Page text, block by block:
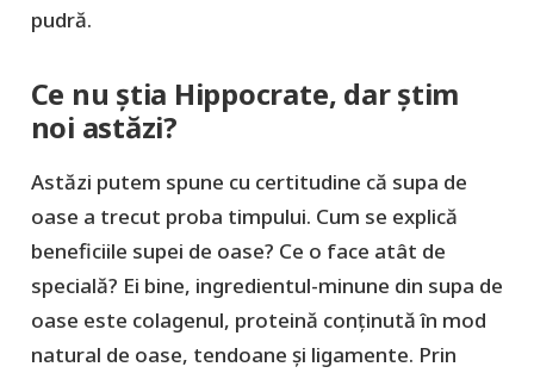
pudră.
Ce nu știa Hippocrate, dar știm
noi astăzi?
Astăzi putem spune cu certitudine că supa de
oase a trecut proba timpului. Cum se explică
beneficiile supei de oase? Ce o face atât de
specială? Ei bine, ingredientul-minune din supa de
oase este colagenul, proteină conținută în mod
natural de oase, tendoane și ligamente. Prin